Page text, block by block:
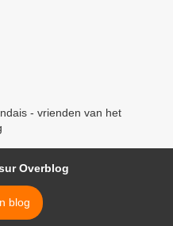
- vrienden van het
Overblog
blog